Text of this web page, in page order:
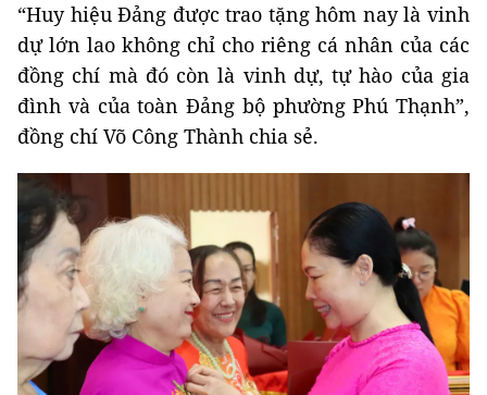
“Huy hiệu Đảng được trao tặng hôm nay là vinh
dự lớn lao không chỉ cho riêng cá nhân của các
đồng chí mà đó còn là vinh dự, tự hào của gia
đình và của toàn Đảng bộ phường Phú Thạnh”,
đồng chí Võ Công Thành chia sẻ.